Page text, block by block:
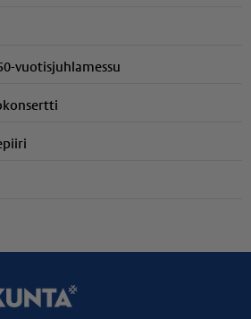
vuotisjuhlamessu